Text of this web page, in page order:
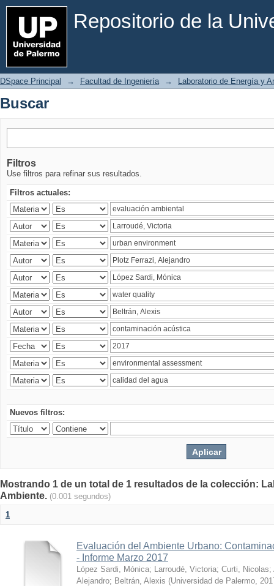
Repositorio de la
Buscar
DSpace Principal → Facultad de Ingeniería → Laboratorio de Energía y
Buscar
Filtros
Use filtros para refinar sus resultados.
Filtros actuales:
Nuevos filtros:
Mostrando 1 de un total de 1 resultados de la colección:
Ambiente. (0.001 segundos)
1
Evaluación del Ambiente Urbano:
- Informe Marzo 2017
López Sardi, Mónica; Larroudé, Victoria; Curti, Nicolas;
Alejandro; Beltrán, Alexis (Universidad de Palermo,